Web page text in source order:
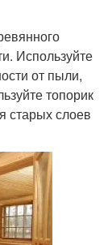
Используйте
от пыли,
топорик
старых слоев